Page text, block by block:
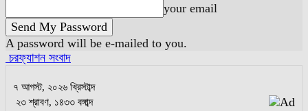
your email
A password will be e-mailed to you.
চরফ্যাশন সংবাদ
৭ আগস্ট, ২০২৬ খ্রিস্টাব্দ
২৩ শ্রাবণ, ১৪৩৩ বঙ্গাব্দ